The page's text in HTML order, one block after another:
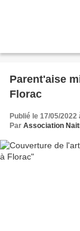
Parent'aise
Florac
Publié le 17/05/2022
Par Association